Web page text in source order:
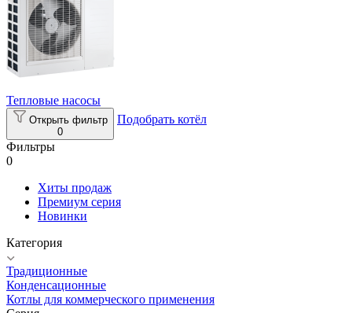
Тепловые насосы
Открыть фильтр
0
Подобрать котёл
Фильтры
0
Хиты продаж
Премиум серия
Новинки
Категория
Традиционные
Конденсационные
Котлы для коммерческого применения